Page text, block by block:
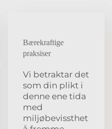
Bærekraftige
praksiser
Vi betraktar det
som din plikt i
denne ene tida
med
miljøbevissthet